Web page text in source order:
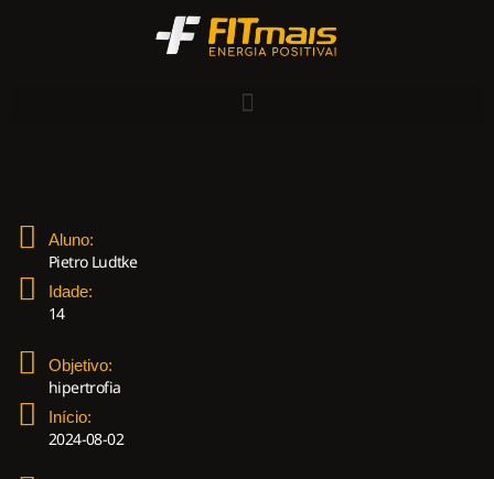
Aluno:
Pietro Ludtke
Idade:
14
Objetivo:
hipertrofia
Início:
2024-08-02